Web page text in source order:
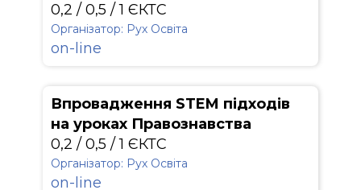
0,2 / 0,5 / 1 ЄКТС
Організатор: Рух Освіта
on-line
Впровадження STEM підходів
на уроках Правознавства
0,2 / 0,5 / 1 ЄКТС
Організатор: Рух Освіта
on-line